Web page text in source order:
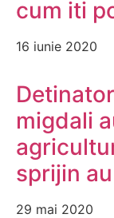
cum iti
16 iunie 2020
migdali
sprijin
29 mai 2020